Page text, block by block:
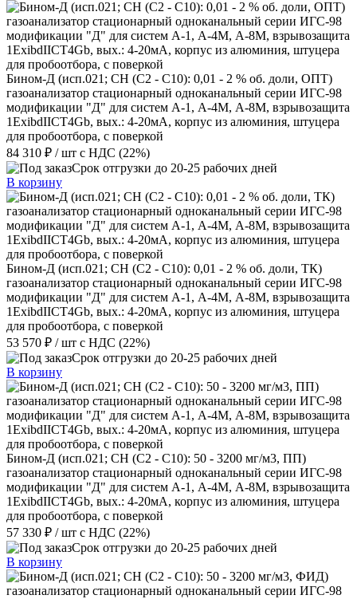
Бином-Д (исп.021; CH (С2 - С10): 0,01 - 2 % об. доли, ОПТ)
газоанализатор стационарный одноканальный серии ИГС-98
модификации "Д" для систем А-1, А-4М, А-8М, взрывозащита
1ExibdIICT4Gb, вых.: 4-20мА, корпус из алюминия, штуцера
для пробоотбора, с поверкой
84 310 ₽ / шт с НДС (22%)
Срок отгрузки до 20-25 рабочих дней
В корзину
Бином-Д (исп.021; CH (С2 - С10): 0,01 - 2 % об. доли, ТК)
газоанализатор стационарный одноканальный серии ИГС-98
модификации "Д" для систем А-1, А-4М, А-8М, взрывозащита
1ExibdIICT4Gb, вых.: 4-20мА, корпус из алюминия, штуцера
для пробоотбора, с поверкой
53 570 ₽ / шт с НДС (22%)
Срок отгрузки до 20-25 рабочих дней
В корзину
Бином-Д (исп.021; CH (С2 - С10): 50 - 3200 мг/м3, ПП)
газоанализатор стационарный одноканальный серии ИГС-98
модификации "Д" для систем А-1, А-4М, А-8М, взрывозащита
1ExibdIICT4Gb, вых.: 4-20мА, корпус из алюминия, штуцера
для пробоотбора, с поверкой
57 330 ₽ / шт с НДС (22%)
Срок отгрузки до 20-25 рабочих дней
В корзину